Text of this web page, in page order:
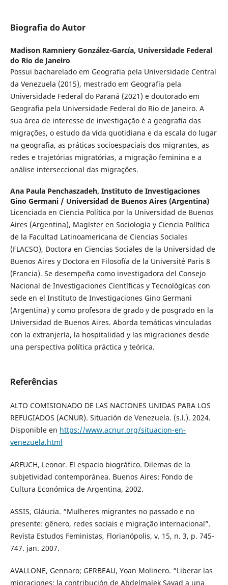
Biografia do Autor
Madison Ramniery González-García, Universidade Federal
do Rio de Janeiro
Possui bacharelado em Geografia pela Universidade Central
da Venezuela (2015), mestrado em Geografia pela
Universidade Federal do Paraná (2021) e doutorado em
Geografia pela Universidade Federal do Rio de Janeiro. A
sua área de interesse de investigação é a geografia das
migrações, o estudo da vida quotidiana e da escala do lugar
na geografia, as práticas socioespaciais dos migrantes, as
redes e trajetórias migratórias, a migração feminina e a
análise interseccional das migrações.
Ana Paula Penchaszadeh, Instituto de Investigaciones
Gino Germani / Universidad de Buenos Aires (Argentina)
Licenciada en Ciencia Política por la Universidad de Buenos
Aires (Argentina), Magíster en Sociología y Ciencia Política
de la Facultad Latinoamericana de Ciencias Sociales
(FLACSO), Doctora en Ciencias Sociales de la Universidad de
Buenos Aires y Doctora en Filosofía de la Université Paris 8
(Francia). Se desempeña como investigadora del Consejo
Nacional de Investigaciones Científicas y Tecnológicas con
sede en el Instituto de Investigaciones Gino Germani
(Argentina) y como profesora de grado y de posgrado en la
Universidad de Buenos Aires. Aborda temáticas vinculadas
con la extranjería, la hospitalidad y las migraciones desde
una perspectiva política práctica y teórica.
Referências
ALTO COMISIONADO DE LAS NACIONES UNIDAS PARA LOS
REFUGIADOS (ACNUR). Situación de Venezuela. (s.l.). 2024.
Disponible en https://www.acnur.org/situacion-en-
venezuela.html
ARFUCH, Leonor. El espacio biográfico. Dilemas de la
subjetividad contemporánea. Buenos Aires: Fondo de
Cultura Económica de Argentina, 2002.
ASSIS, Gláucia. “Mulheres migrantes no passado e no
presente: gênero, redes sociais e migração internacional”.
Revista Estudos Feministas, Florianópolis, v. 15, n. 3, p. 745-
747. jan. 2007.
AVALLONE, Gennaro; GERBEAU, Yoan Molinero. “Liberar las
migraciones: la contribución de Abdelmalek Sayad a una